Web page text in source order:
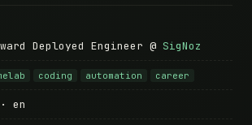
Deployed Engineer @ SigNoz
coding automation career
en